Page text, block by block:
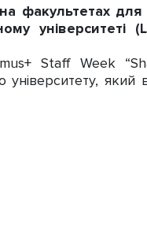
для
університеті
Staff Week